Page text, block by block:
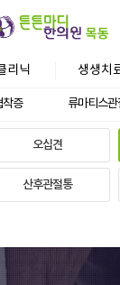
리닉 생생치
착증 류마티스
오십견
산후관절통